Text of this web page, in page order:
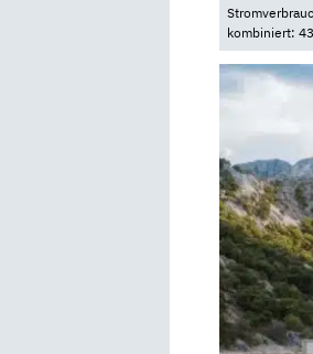
kombiniert: